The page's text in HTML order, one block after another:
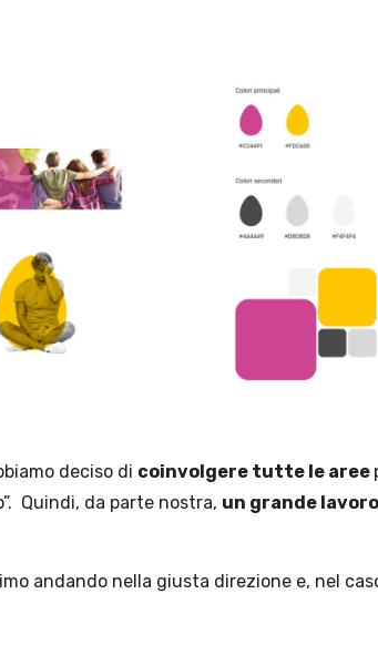
deciso di coinvolgere tutte le aree
Quindi, da parte nostra, un grande
andando nella giusta direzione e, nel